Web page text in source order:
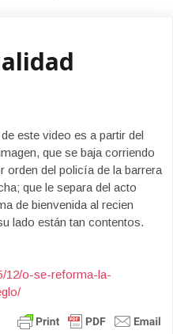
este video es a partir del
que se baja corriendo
orden del policía de la barrera
que le separa del acto
de bienvenida al recien
lado están tan contentos.
12/o-se-reforma-la-